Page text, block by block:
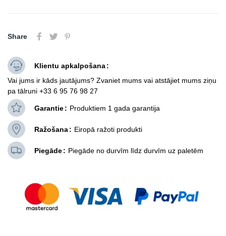
Share
Klientu apkalpošana
Vai jums ir kāds jautājums? Zvaniet mums vai atstājiet mums ziņu
pa tālruni +33 6 95 76 98 27
Garantie Produktiem 1 gada garantija
Ražošana Eiropā ražoti produkti
Piegāde Piegāde no durvīm līdz durvīm uz paletēm